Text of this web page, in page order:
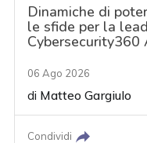
Dinamiche di
le sfide per la
06 Ago 2026
di Matteo Gargiulo
Condividi